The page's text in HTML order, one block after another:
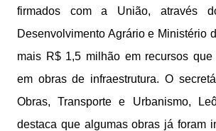
firmados com a União, através
Desenvolvimento Agrário e Ministério
mais R$ 1,5 milhão em recursos que
em obras de infraestrutura. O
Obras, Transporte e Urbanismo,
destaca que algumas obras já foram